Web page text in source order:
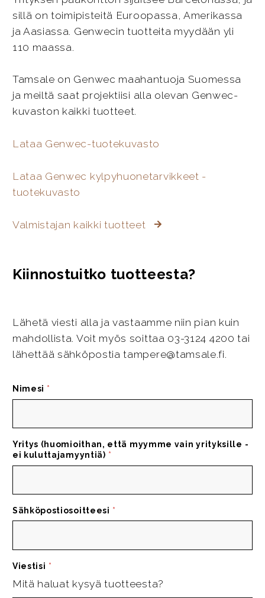
sillä on toimipisteitä Euroopassa, Amerikassa
ja Aasiassa. Genwecin tuotteita myydään yli
110 maassa.
Tamsale on Genwec maahantuoja Suomessa
ja meiltä saat projektiisi alla olevan Genwec-
kuvaston kaikki tuotteet.
Lataa Genwec-tuotekuvasto
Lataa Genwec kylpyhuonetarvikkeet -
tuotekuvasto
Valmistajan kaikki tuotteet
Kiinnostuitko tuotteesta?
Lähetä viesti alla ja vastaamme niin pian kuin
mahdollista. Voit myös soittaa 03-3124 4200 tai
lähettää sähköpostia tampere@tamsale.fi.
Nimesi *
Yritys (huomioithan, että myymme vain yrityksille -
ei kuluttajamyyntiä) *
Sähköpostiosoitteesi *
Viestisi *
Mitä haluat kysyä tuotteesta?